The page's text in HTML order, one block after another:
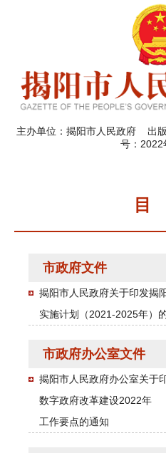
主办单位：揭阳市人民政府 出
号：2022
目
市政府文件
揭阳市人民政府关于印发揭
实施计划（2021-2025年）
市政府办公室文件
揭阳市人民政府办公室关于
数字政府改革建设2022年
工作要点的通知